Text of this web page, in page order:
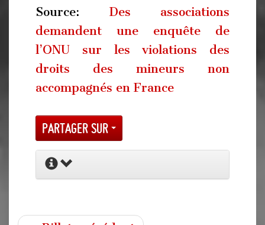
Source: Des associations
demandent une enquête de
l’ONU sur les violations des
droits des mineurs non
accompagnés en France
Partager sur